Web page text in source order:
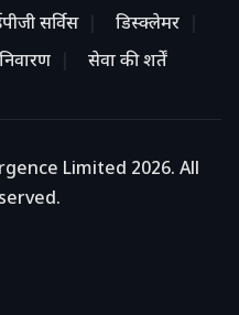
सर्विस
डिस्क्लेमर
निवारण सेवा की शर्तें
Limited 2026. All